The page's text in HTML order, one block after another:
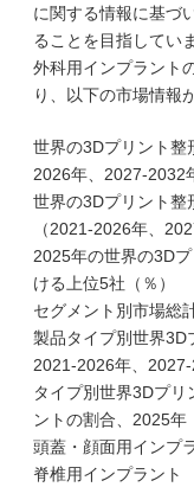
に関する情報に基づ
ることを目指してい
外科用インプラント
り、以下の市場情報
世界の3Dプリント整
2026年、2027-2032
世界の3Dプリント整
（2021-2026年、
2025年の世界の3D
ける上位5社（％）
セグメント別市場総
製品タイプ別世界3D
2021-2026年、2027-
タイプ別世界3Dプリ
ントの割合、2025年
頭蓋・顔面用インプ
脊椎用インプラント